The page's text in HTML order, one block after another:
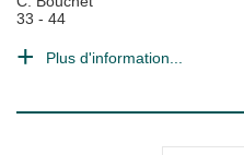
33 - 44
Plus d'information...